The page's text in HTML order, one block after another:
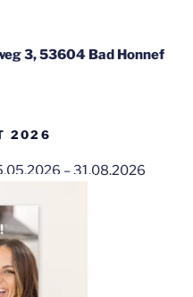
3, 53604 Bad Honnef
2026
– 31.08.2026